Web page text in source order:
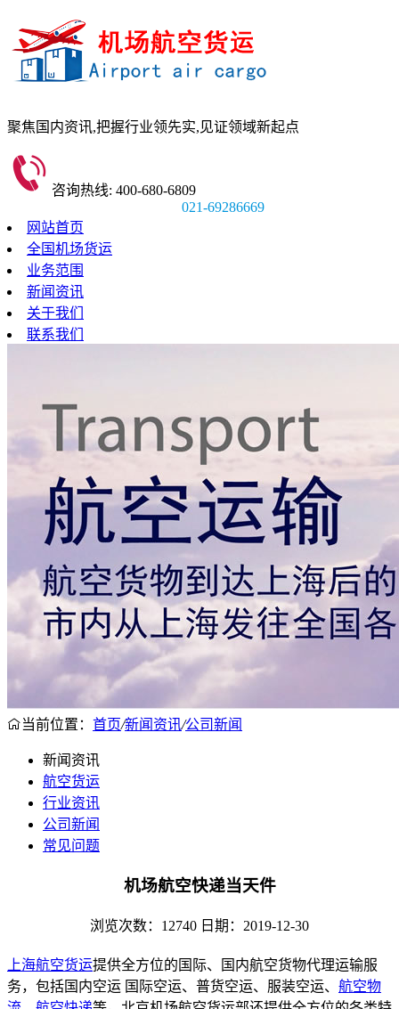
聚焦国内资讯,把握行业领先实,见证领域新起点
咨询热线: 400-680-6809
021-69286669
网站首页
全国机场货运
业务范围
新闻资讯
关于我们
联系我们
当前位置： 首页/新闻资讯/公司新闻
新闻资讯
航空货运
行业资讯
公司新闻
常见问题
机场航空快递当天件
浏览次数：12740 日期：2019-12-30
上海航空货运提供全方位的国际、国内航空货物代理运输服
务，包括国内空运 国际空运、普货空运、服装空运、 航空物